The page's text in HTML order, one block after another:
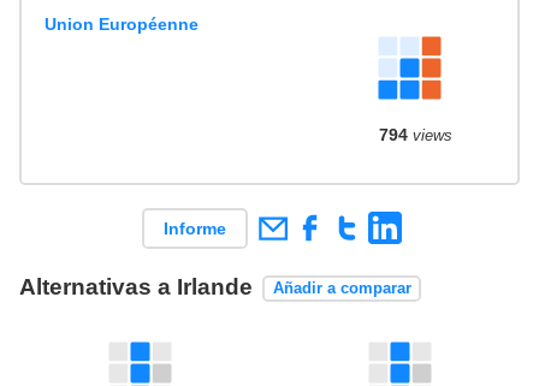
Union Européenne
794views
Informe
Alternativas a Irlande Añadir a comparar